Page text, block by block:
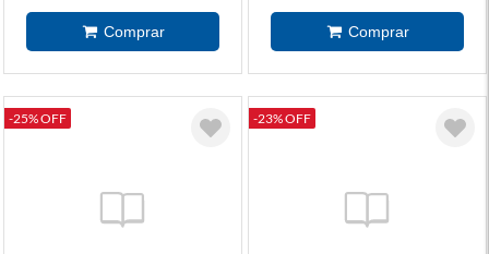
-25% OFF -23% OFF